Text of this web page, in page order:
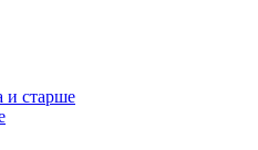
и старше